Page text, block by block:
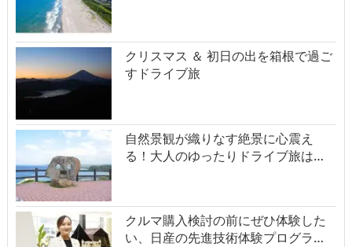
クリスマス ＆ 初日の出を箱根で過ご
すドライブ旅
自然景観が織りなす絶景に心震え
る！大人のゆったりドライブ旅は…
クルマ購入検討の前にぜひ体験した
い、日産の先進技術体験プログラ…